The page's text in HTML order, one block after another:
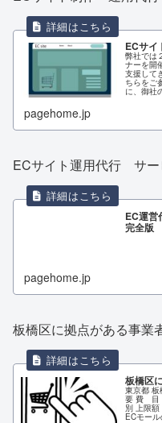
ECサイ
弊社では
ナーを開
支援して
ちらをご参照下さい これ
に、御社
pagehome.jp
ECサイト運用代行 サー
EC運営
完全版
pagehome.jp
板橋区に拠点がある事業
板橋区
東京都
要 費 目 内容 板橋区の業者に委託する場合の助成率 費目
別 上限額 ECサイト新規制作・出店費 自社ECサイト及び
ECモー